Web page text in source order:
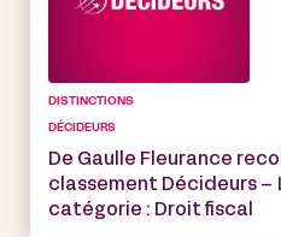
DISTINCTIONS
DÉCIDEURS
De Gaulle Fleurance
classement Décideurs –
catégorie : Droit fiscal